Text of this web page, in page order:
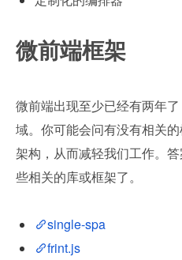
微前端框架
微前端出现至少已经有两年
域。你可能会问有没有相关
架构，从而减轻我们工作。
些相关的库或框架了。
single-spa
frint.js